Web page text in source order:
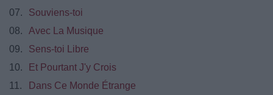
07.
Souviens-toi
08.
Avec La Musique
09.
Sens-toi Libre
10.
Et Pourtant J'y Crois
11.
Dans Ce Monde Étrange